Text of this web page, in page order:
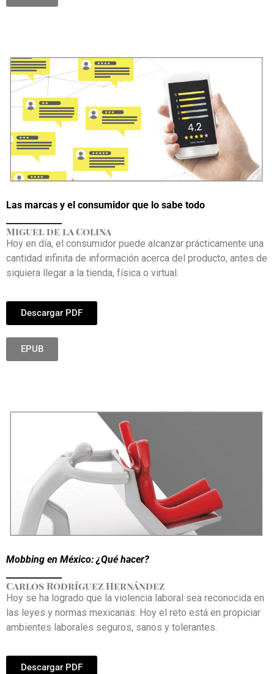
Las marcas y el consumidor que lo sabe todo
Miguel de la Colina
Hoy en día, el consumidor puede alcanzar prácticamente una
cantidad infinita de información acerca del producto, antes de
siquiera llegar a la tienda, física o virtual.
Descargar PDF
EPUB
Mobbing en México: ¿Qué hacer?
Carlos Rodríguez Hernández
Hoy se ha logrado que la violencia laboral sea reconocida en
las leyes y normas mexicanas. Hoy el reto está en propiciar
ambientes laborales seguros, sanos y tolerantes.
Descargar PDF